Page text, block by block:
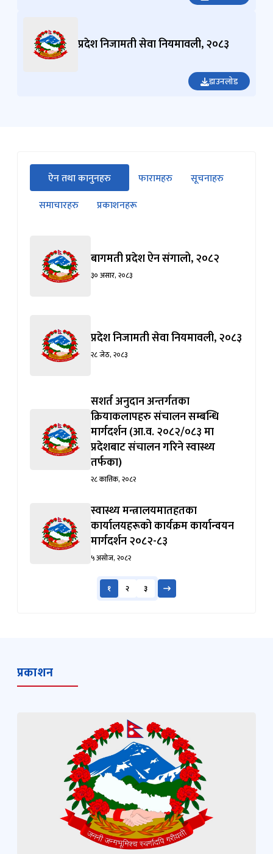
प्रदेश निजामती सेवा नियमावली, २०८३
डाउनलोड
सीधा
पहिलो
ट्याबको
ऐन तथा कानुनहरु
(सक्रिय ट्याब)
फारामहरु
सूचनाहरु
समाचारहरु
प्रकाशनहरू
बागमती प्रदेश ऐन संगालो, २०८२
३० असार, २०८३
प्रदेश निजामती सेवा नियमावली, २०८३
२८ जेठ, २०८३
सशर्त अनुदान अन्तर्गतका
क्रियाकलापहरु संचालन सम्बन्धि
मार्गदर्शन (आ.व. २०८२/०८३ मा
प्रदेशबाट संचालन गरिने स्वास्थ्य
तर्फका)
२८ कात्तिक, २०८२
स्वास्थ्य मन्त्रालयमातहतका
कार्यालयहरूको कार्यक्रम कार्यान्वयन
मार्गदर्शन २०८२-८३
५ असोज, २०८२
१ २ ३
प्रकाशन